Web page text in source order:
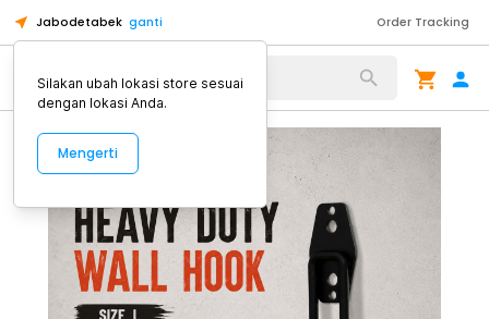
Jabodetabek ganti Order Tracking
Alat Kopi
Silakan ubah lokasi store sesuai
dengan lokasi Anda.
Mengerti